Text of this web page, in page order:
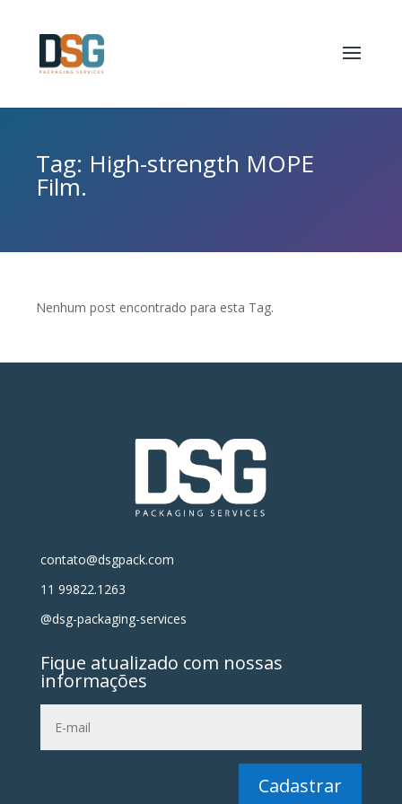
Tag: High-strength MOPE
Film.
Nenhum post encontrado para esta Tag.
contato@dsgpack.com
11 99822.1263
@dsg-packaging-services
Fique atualizado com nossas
informações
Cadastrar